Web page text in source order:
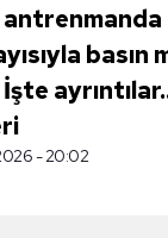
basın
- 20:02